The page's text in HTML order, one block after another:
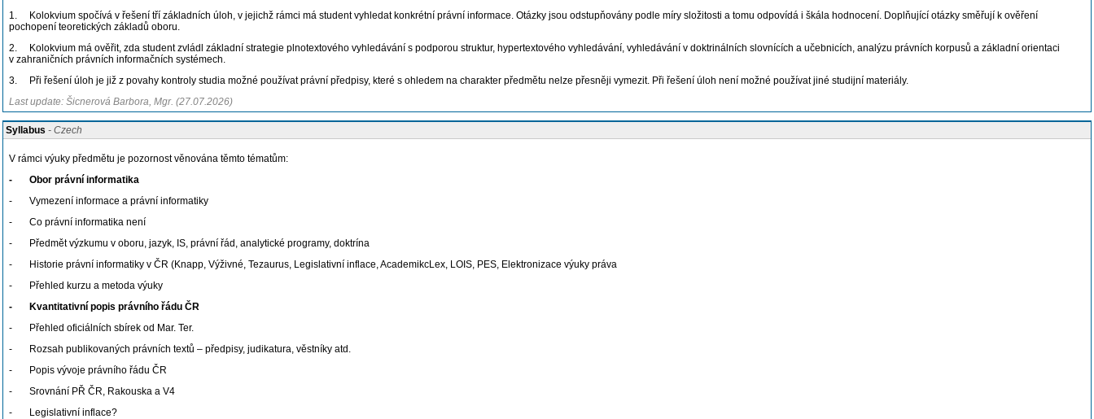
1. Kolokvium spočívá v řešení tří základních úloh, v jejichž rámci má student vyhledat konkrétní právní informace. Otázky jsou odstupňovány podle míry složitosti a tomu odpovídá i škála hodnocení. Doplňující otázky směřují k ověření
pochopení teoretických základů oboru.
2. Kolokvium má ověřit, zda student zvládl základní strategie plnotextového vyhledávání s podporou struktur, hypertextového vyhledávání, vyhledávání v doktrinálních slovnících a učebnicích, analýzu právních korpusů a základní orientaci
v zahraničních právních informačních systémech.
3. Při řešení úloh je již z povahy kontroly studia možné používat právní předpisy, které s ohledem na charakter předmětu nelze přesněji vymezit. Při řešení úloh není možné používat jiné studijní materiály.
Last update: Šicnerová Barbora, Mgr. (27.07.2026)
Syllabus - Czech
V rámci výuky předmětu je pozornost věnována těmto tématům:
- Obor právní informatika
- Vymezení informace a právní informatiky
- Co právní informatika není
- Předmět výzkumu v oboru, jazyk, IS, právní řád, analytické programy, doktrína
- Historie právní informatiky v ČR (Knapp, Výživné, Tezaurus, Legislativní inflace, AcademikcLex, LOIS, PES, Elektronizace výuky práva
- Přehled kurzu a metoda výuky
- Kvantitativní popis právního řádu ČR
- Přehled oficiálních sbírek od Mar. Ter.
- Rozsah publikovaných právních textů – předpisy, judikatura, věstníky atd.
- Popis vývoje právního řádu ČR
- Srovnání PŘ ČR, Rakouska a V4
- Legislativní inflace?